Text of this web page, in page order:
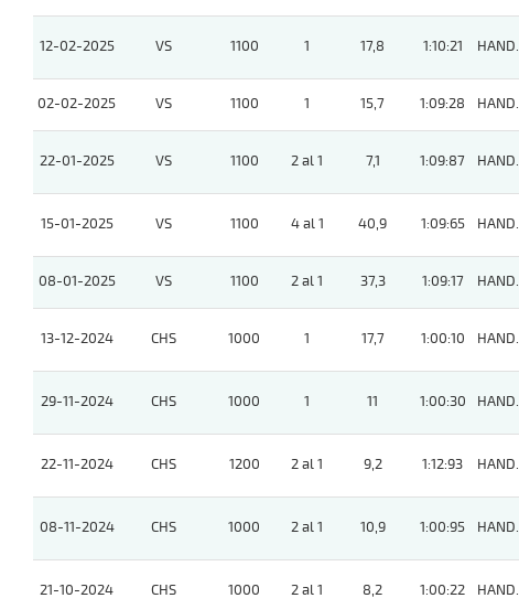
12-02-2025 VS 1100 1 17,8 1:10:21 HAND.
02-02-2025 VS 1100 1 15,7 1:09:28 HAND.
22-01-2025 VS 1100 2 al 1 7,1 1:09:87 HAND.
15-01-2025 VS 1100 4 al 1 40,9 1:09:65 HAND.
08-01-2025 VS 1100 2 al 1 37,3 1:09:17 HAND.
13-12-2024 CHS 1000 1 17,7 1:00:10 HAND.
29-11-2024 CHS 1000 1 11 1:00:30 HAND.
22-11-2024 CHS 1200 2 al 1 9,2 1:12:93 HAND.
08-11-2024 CHS 1000 2 al 1 10,9 1:00:95 HAND.
21-10-2024 CHS 1000 2 al 1 8,2 1:00:22 HAND.